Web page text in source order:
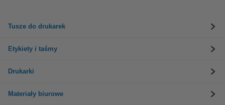
Tusze do drukarek
Etykiety i taśmy
Drukarki
Materiały biurowe